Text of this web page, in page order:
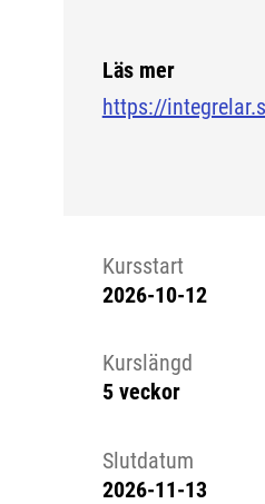
Läs mer
https://
Kursstart
2026-10-12
Kurslängd
5 veckor
Slutdatum
2026-11-13